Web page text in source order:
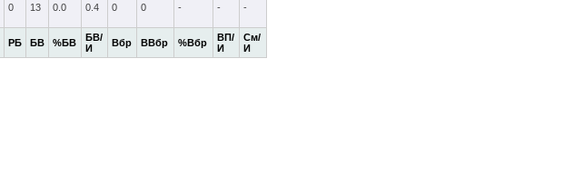
РБ БВ %БВ
БВ/
И
Вбр ВВбр %Вбр
ВП/
И
См/
И
0 13 0.0 0.4 0 0 - - -